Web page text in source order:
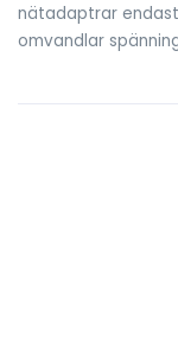
nätadaptrar
omvandlar